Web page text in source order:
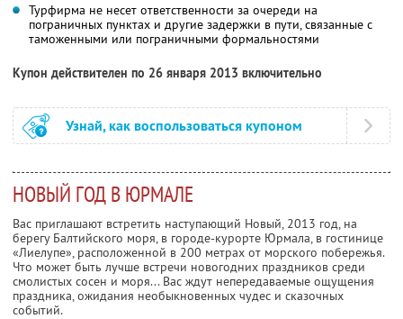
Турфирма не несет ответственности за очереди на
пограничных пунктах и другие задержки в пути, связанные с
таможенными или пограничными формальностями
Купон действителен по 26 января 2013 включительно
Узнай, как воспользоваться купоном
НОВЫЙ ГОД В ЮРМАЛЕ
Вас приглашают встретить наступающий Новый, 2013 год, на
берегу Балтийского моря, в городе-курорте Юрмала, в гостинице
«Лиелупе», расположенной в 200 метрах от морского побережья.
Что может быть лучше встречи новогодних праздников среди
смолистых сосен и моря... Вас ждут непередаваемые ощущения
праздника, ожидания необыкновенных чудес и сказочных
событий.